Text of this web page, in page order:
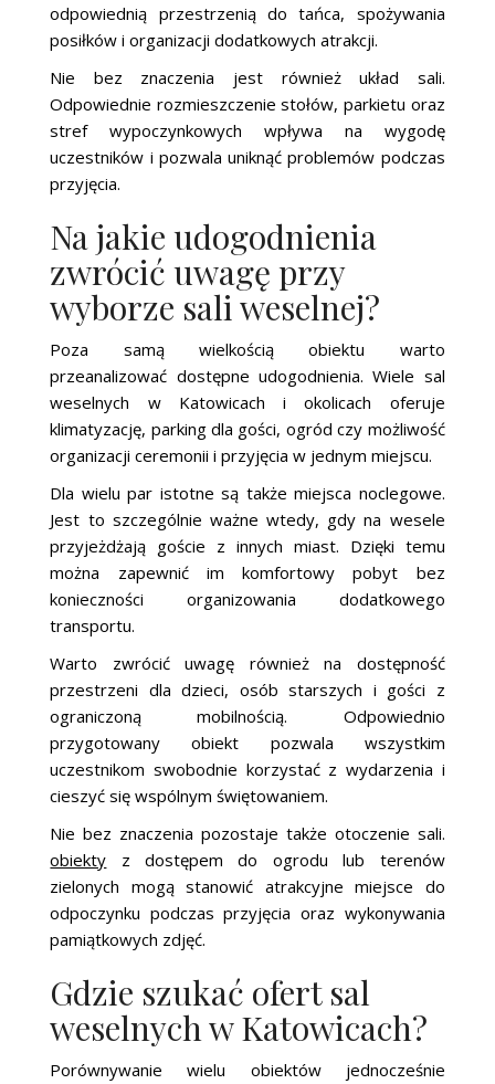
odpowiednią przestrzenią do tańca, spożywania
posiłków i organizacji dodatkowych atrakcji.
Nie bez znaczenia jest również układ sali.
Odpowiednie rozmieszczenie stołów, parkietu oraz
stref wypoczynkowych wpływa na wygodę
uczestników i pozwala uniknąć problemów podczas
przyjęcia.
Na jakie udogodnienia
zwrócić uwagę przy
wyborze sali weselnej?
Poza samą wielkością obiektu warto
przeanalizować dostępne udogodnienia. Wiele sal
weselnych w Katowicach i okolicach oferuje
klimatyzację, parking dla gości, ogród czy możliwość
organizacji ceremonii i przyjęcia w jednym miejscu.
Dla wielu par istotne są także miejsca noclegowe.
Jest to szczególnie ważne wtedy, gdy na wesele
przyjeżdżają goście z innych miast. Dzięki temu
można zapewnić im komfortowy pobyt bez
konieczności organizowania dodatkowego
transportu.
Warto zwrócić uwagę również na dostępność
przestrzeni dla dzieci, osób starszych i gości z
ograniczoną mobilnością. Odpowiednio
przygotowany obiekt pozwala wszystkim
uczestnikom swobodnie korzystać z wydarzenia i
cieszyć się wspólnym świętowaniem.
Nie bez znaczenia pozostaje także otoczenie sali.
obiekty z dostępem do ogrodu lub terenów
zielonych mogą stanowić atrakcyjne miejsce do
odpoczynku podczas przyjęcia oraz wykonywania
pamiątkowych zdjęć.
Gdzie szukać ofert sal
weselnych w Katowicach?
Porównywanie wielu obiektów jednocześnie